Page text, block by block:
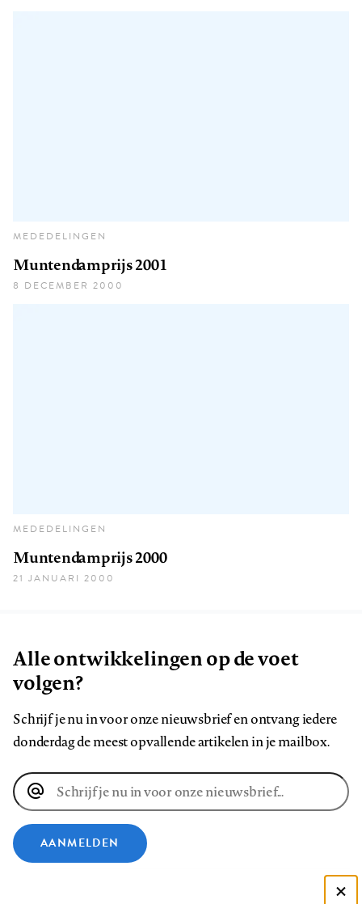
MEDEDELINGEN
Muntendamprijs 2001
8 DECEMBER 2000
MEDEDELINGEN
Muntendamprijs 2000
21 JANUARI 2000
Alle ontwikkelingen op de voet
volgen?
Schrijf je nu in voor onze nieuwsbrief en ontvang iedere
donderdag de meest opvallende artikelen in je mailbox.
E-
mailadres
AANMELDEN